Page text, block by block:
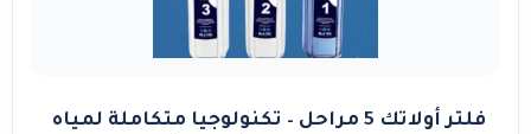
فلتر أولاتك 5 مراحل – تكنولوجيا متكاملة لمياه